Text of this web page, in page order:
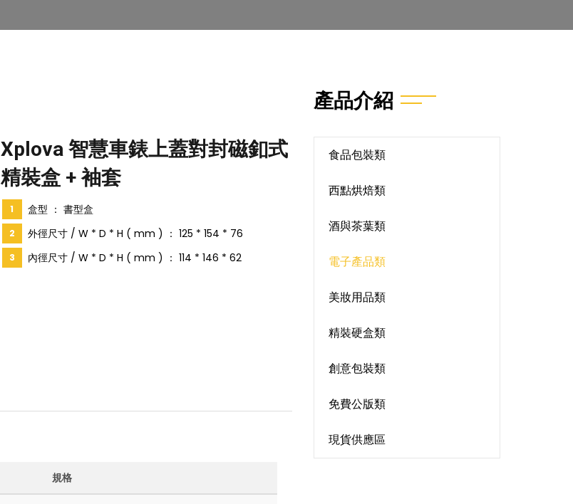
Xplova 智慧車錶上蓋對封磁釦式
精裝盒 + 袖套
盒型 ： 書型盒
外徑尺寸 / W * D * H ( mm ) ： 125 * 154 * 76
內徑尺寸 / W * D * H ( mm ) ： 114 * 146 * 62
規格
產品介紹
食品包裝類
西點烘焙類
酒與茶葉類
電子產品類
美妝用品類
精裝硬盒類
創意包裝類
免費公版類
現貨供應區